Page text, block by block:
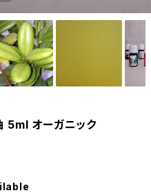
5ml オーガニック